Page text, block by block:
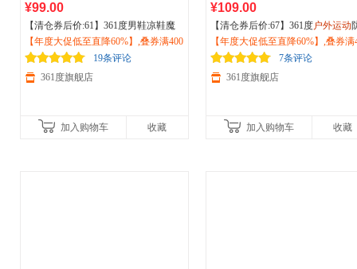
¥99.00
【清仓券后价:61】361度男鞋凉鞋魔
术贴凉拖运动鞋一脚蹬户外涉水鞋防
滑软弹休闲鞋572426715
【年度大促低至直降60%】,叠券满400
减150/600减230,立即抢购！
19条评论
361度旗舰店
加入购物车 收藏
¥109.00
【清仓券后价:67】361度户外运动
晒衣女2026夏季新款速干冰丝外套
身女士瑜伽上衣662514617
【年度大促低至直降60%】,叠券满
减150/600减230,立即抢购！
7条评论
361度旗舰店
加入购物车 收藏